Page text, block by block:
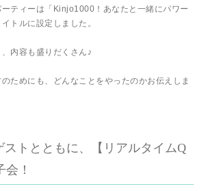
ティーは「Kinjo1000！あなたと一緒にパワー
トルに設定しました。
内容も盛りだくさん♪
ためにも、どんなことをやったのかお伝えしま
ストとともに、【リアルタイムQ
！